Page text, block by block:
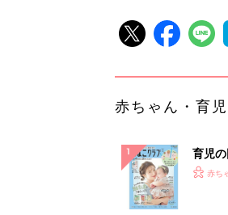
赤ちゃん・育
育児
『ひ赤ち